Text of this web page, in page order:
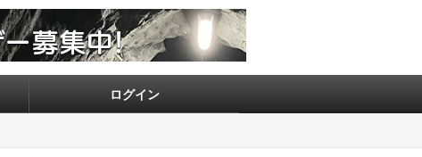
ログイン